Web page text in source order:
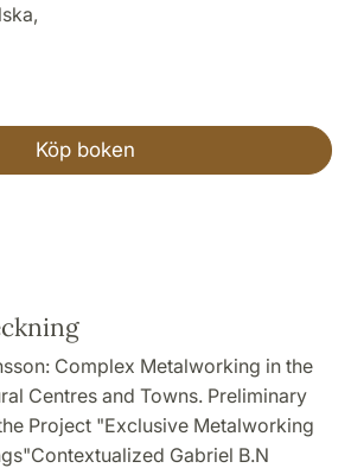
Köp boken
Complex Metalworking in the
Centres and Towns. Preliminary
Project "Exclusive Metalworking
Gabriel B.N